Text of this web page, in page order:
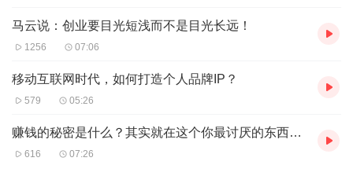
如果你没有经历过家人生病住不起医院，你就不知道钱对于
你有多么重要。只有真正经历过贫穷的人才会体会到赚钱的
住哪？因为没有钱，分手的情侣不在少数。
马云说：创业要目光短浅而不是目光长远！
1256 07:06
移动互联网时代，如何打造个人品牌IP？
579 05:26
赚钱的秘密是什么？其实就在这个你最讨厌的东西里！
616 07:26